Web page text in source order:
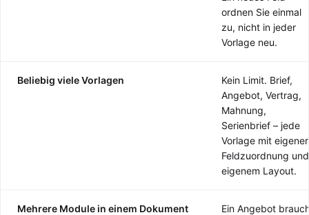
ordnen Sie einmal
zu, nicht in jeder
Vorlage neu.
Beliebig viele Vorlagen
Kein Limit. Brief,
Angebot, Vertrag,
Mahnung,
Serienbrief – jede
Vorlage mit eigener
Feldzuordnung und
eigenem Layout.
Mehrere Module in einem Dokument
Ein Angebot